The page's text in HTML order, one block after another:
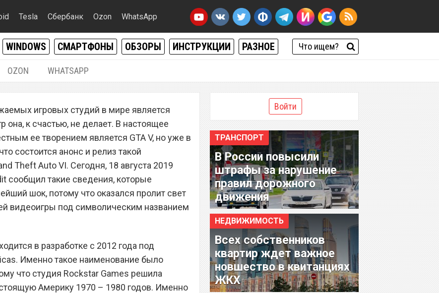
Tesla Сбербанк Ozon WhatsApp
WINDOWS СМАРТФОНЫ ОБЗОРЫ ИНСТРУКЦИИ РАЗНОЕ
OZON WHATSAPP
повергла всех в
игровых студий в мире является
она, к счастью, не делает. В настоящее
ее творением является GTA V, но уже в
состоится анонс и релиз такой
Theft Auto VI. Сегодня, 18 августа 2019
сообщил такие сведения, которые
шок, потому что оказался пролит свет
видеоигры под символическим названием
в разработке с 2012 года под
Именно такое наименование было
что студия Rockstar Games решила
Америку 1970 – 1980 годов. Именно
Войти
ТРАНСПОРТ
В России повысили
штрафы за нарушение
правил дорожного
движения
НЕДВИЖИМОСТЬ
Всех собственников
квартир ждет важное
новшество в квитанциях
ЖКХ